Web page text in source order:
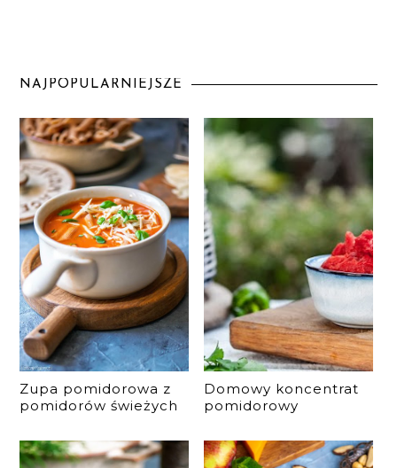
NAJPOPULARNIEJSZE
Zupa pomidorowa z
pomidorów świeżych
Domowy koncentrat
pomidorowy